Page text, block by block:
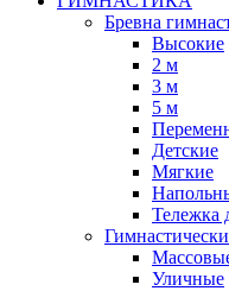
Бревна
Высокие
2 м
3 м
5 м
Детские
Мягкие
Тележка
Уличные